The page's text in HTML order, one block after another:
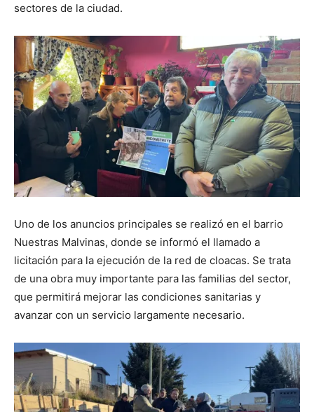
sectores de la ciudad.
Uno de los anuncios principales se realizó en el barrio
Nuestras Malvinas, donde se informó el llamado a
licitación para la ejecución de la red de cloacas. Se trata
de una obra muy importante para las familias del sector,
que permitirá mejorar las condiciones sanitarias y
avanzar con un servicio largamente necesario.